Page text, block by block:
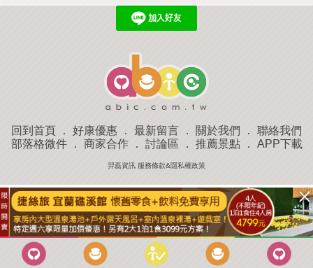
回到首頁 ． 好康優惠 ． 最新留言 ． 關於我們 ． 聯絡我們
部落格微件． 商家合作． 討論區 ． 推薦景點． APP下載
羿磊資訊 服務條款&隱私權政策